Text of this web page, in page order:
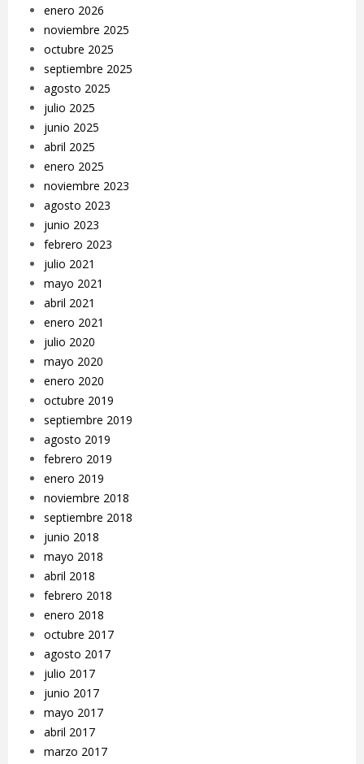
enero 2026
noviembre 2025
octubre 2025
septiembre 2025
agosto 2025
julio 2025
junio 2025
abril 2025
enero 2025
noviembre 2023
agosto 2023
junio 2023
febrero 2023
julio 2021
mayo 2021
abril 2021
enero 2021
julio 2020
mayo 2020
enero 2020
octubre 2019
septiembre 2019
agosto 2019
febrero 2019
enero 2019
noviembre 2018
septiembre 2018
junio 2018
mayo 2018
abril 2018
febrero 2018
enero 2018
octubre 2017
agosto 2017
julio 2017
junio 2017
mayo 2017
abril 2017
marzo 2017